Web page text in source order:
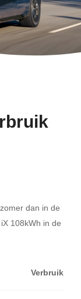
dan in de
108kWh in de
Verbruik